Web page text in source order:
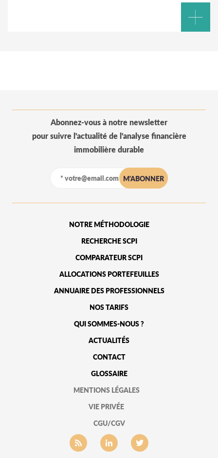
Abonnez-vous à notre newsletter
pour suivre l'actualité de l'analyse financière
immobilière durable
NOTRE MÉTHODOLOGIE
RECHERCHE SCPI
COMPARATEUR SCPI
ALLOCATIONS PORTEFEUILLES
ANNUAIRE DES PROFESSIONNELS
NOS TARIFS
QUI SOMMES-NOUS ?
ACTUALITÉS
CONTACT
GLOSSAIRE
MENTIONS LÉGALES
VIE PRIVÉE
CGU/CGV